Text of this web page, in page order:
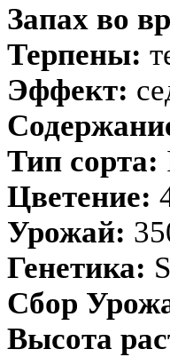
Запах во
Терпены:
Эффект:
Тип сорта:
Цветение:
Урожай:
Генетика:
Сбор
Высота